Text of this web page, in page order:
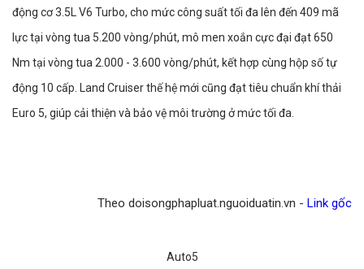
động cơ 3.5L V6 Turbo, cho mức công suất tối đa lên đến 409 mã
lực tại vòng tua 5.200 vòng/phút, mô men xoắn cực đại đạt 650
Nm tại vòng tua 2.000 - 3.600 vòng/phút, kết hợp cùng hộp số tự
động 10 cấp. Land Cruiser thế hệ mới cũng đạt tiêu chuẩn khí thải
Euro 5, giúp cải thiện và bảo vệ môi trường ở mức tối đa.
Theo doisongphapluat.nguoiduatin.vn - Link gốc
Auto5